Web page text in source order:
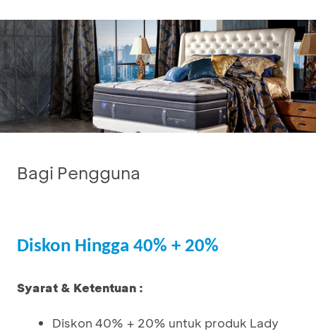
Bagi Pengguna
Diskon Hingga 40% + 20%
Syarat & Ketentuan :
Diskon 40% + 20% untuk produk Lady